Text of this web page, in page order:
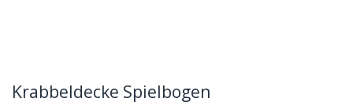
Krabbeldecke Spielbogen